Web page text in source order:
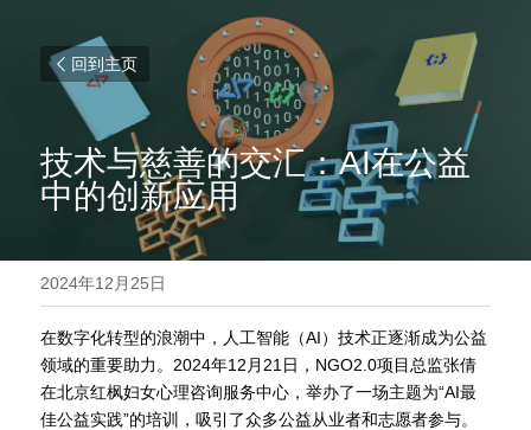
回到主页
技术与慈善的交汇：AI在公益
中的创新应用
2024年12月25日
在数字化转型的浪潮中，人工智能（AI）技术正逐渐成为公益
领域的重要助力。2024年12月21日，NGO2.0项目总监张倩
在北京红枫妇女心理咨询服务中心，举办了一场主题为“AI最
佳公益实践”的培训，吸引了众多公益从业者和志愿者参与。